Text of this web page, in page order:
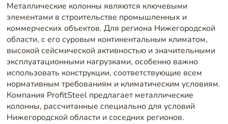
Металлические колонны являются ключевыми
элементами в строительстве промышленных и
коммерческих объектов. Для региона Нижегородской
области, с его суровым континентальным климатом,
высокой сейсмической активностью и значительными
эксплуатационными нагрузками, особенно важно
использовать конструкции, соответствующие всем
нормативным требованиям и климатическим условиям.
Компания ProfitSteel предлагает металлические
колонны, рассчитанные специально для условий
Нижегородской области и соседних регионов.